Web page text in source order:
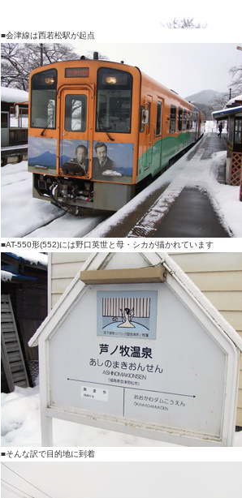
■会津線は西若松駅が起点
■AT-550形(552)には野口英世と母・シカが描かれています
■そんな訳で目的地に到着